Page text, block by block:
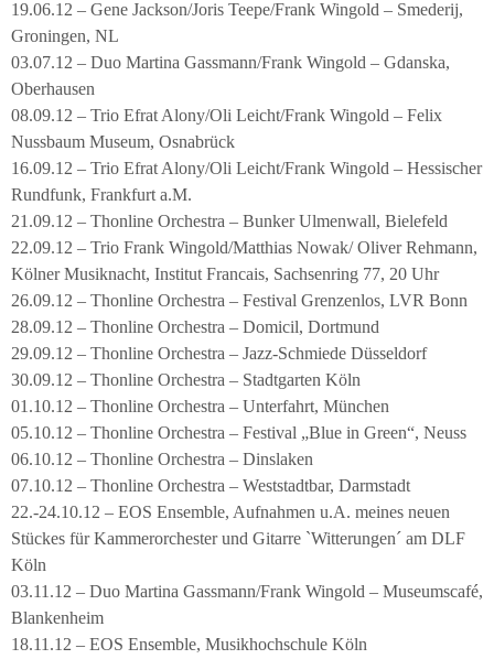
19.06.12 – Gene Jackson/Joris Teepe/Frank Wingold – Smederij,
Groningen, NL
03.07.12 – Duo Martina Gassmann/Frank Wingold – Gdanska,
Oberhausen
08.09.12 – Trio Efrat Alony/Oli Leicht/Frank Wingold – Felix
Nussbaum Museum, Osnabrück
16.09.12 – Trio Efrat Alony/Oli Leicht/Frank Wingold – Hessischer
Rundfunk, Frankfurt a.M.
21.09.12 – Thonline Orchestra – Bunker Ulmenwall, Bielefeld
22.09.12 – Trio Frank Wingold/Matthias Nowak/ Oliver Rehmann,
Kölner Musiknacht, Institut Francais, Sachsenring 77, 20 Uhr
26.09.12 – Thonline Orchestra – Festival Grenzenlos, LVR Bonn
28.09.12 – Thonline Orchestra – Domicil, Dortmund
29.09.12 – Thonline Orchestra – Jazz-Schmiede Düsseldorf
30.09.12 – Thonline Orchestra – Stadtgarten Köln
01.10.12 – Thonline Orchestra – Unterfahrt, München
05.10.12 – Thonline Orchestra – Festival „Blue in Green“, Neuss
06.10.12 – Thonline Orchestra – Dinslaken
07.10.12 – Thonline Orchestra – Weststadtbar, Darmstadt
22.-24.10.12 – EOS Ensemble, Aufnahmen u.A. meines neuen
Stückes für Kammerorchester und Gitarre `Witterungen´ am DLF
Köln
03.11.12 – Duo Martina Gassmann/Frank Wingold – Museumscafé,
Blankenheim
18.11.12 – EOS Ensemble, Musikhochschule Köln